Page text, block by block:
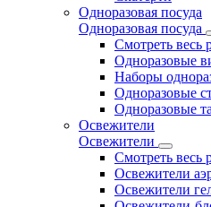
Одноразовая посуда
Одноразовая посуда
Смотреть весь
Одноразовые
Наборы
Одноразовые
Одноразовые
Освежители
Освежители
Смотреть весь
Освежители
Освежители